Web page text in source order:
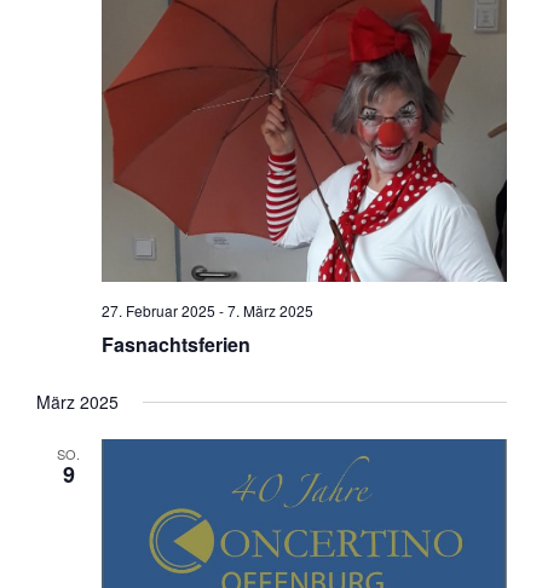
27. Februar 2025 -7. März 2025
Fasnachtsferien
März 2025
SO.
9